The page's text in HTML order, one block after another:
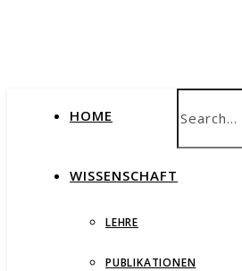
HOME
WISSENSCHAFT
LEHRE
PUBLIKATIONEN